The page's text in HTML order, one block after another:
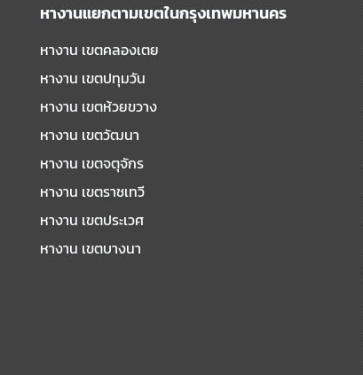
หางานแยกตามเขตในกรุงเทพมหานคร
หางาน เขตคลองเตย
หางาน เขตปทุมวัน
หางาน เขตห้วยขวาง
หางาน เขตวัฒนา
หางาน เขตจตุจักร
หางาน เขตราชเทวี
หางาน เขตประเวศ
หางาน เขตบางนา